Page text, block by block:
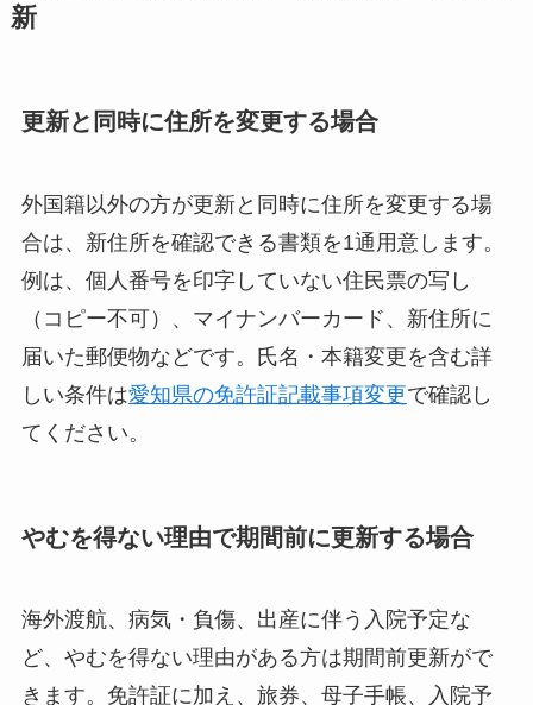
新
更新と同時に住所を変更する場合
外国籍以外の方が更新と同時に住所を変更する場
合は、新住所を確認できる書類を1通用意します。
例は、個人番号を印字していない住民票の写し
（コピー不可）、マイナンバーカード、新住所に
届いた郵便物などです。氏名・本籍変更を含む詳
しい条件は愛知県の免許証記載事項変更で確認し
てください。
やむを得ない理由で期間前に更新する場合
海外渡航、病気・負傷、出産に伴う入院予定な
ど、やむを得ない理由がある方は期間前更新がで
きます。免許証に加え、旅券、母子手帳、入院予